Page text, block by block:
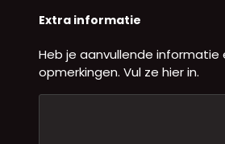
Extra informatie
Heb je aanvullende informatie
opmerkingen. Vul ze hier in.